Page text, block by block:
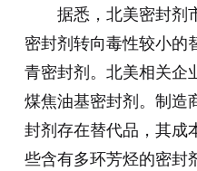
据悉，北美密封剂
密封剂转向毒性较小的
青密封剂。北美相关企
煤焦油基密封剂。制造
封剂存在替代品，其成
些含有多环芳烃的密封